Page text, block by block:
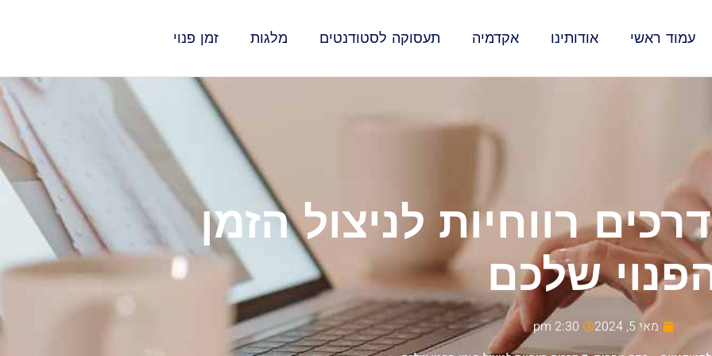
עמוד ראשי אודותינו אקדמיה תעסוקה לסטודנטים מלגות זמן פנוי
מהבית: 7 דרכים רווחיות לניצול הזמן
שלכם
מאי 5, 2024 2:30 pm